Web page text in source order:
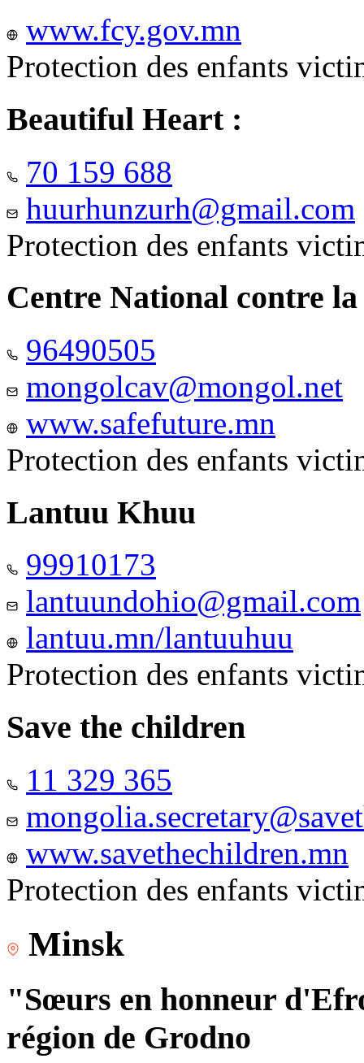
www.fcy.gov.mn
Protection des enfants
Beautiful Heart :
70 159 688
huurhunzurh@gmail.com
Protection des enfants
Centre National contre la
96490505
mongolcav@mongol.net
www.safefuture.mn
Protection des enfants
Lantuu Khuu
99910173
lantuundohio@gmail.com
lantuu.mn/lantuuhuu
Protection des enfants
Save the children
11 329 365
www.savethechildren.mn
Protection des enfants
Minsk
"Sœurs en honneur
région de Grodno